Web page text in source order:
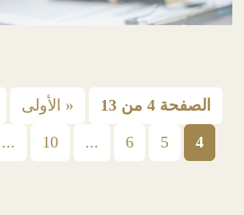
الصفحة 4 من 13 « الأولى
4
5
6
...
10
...